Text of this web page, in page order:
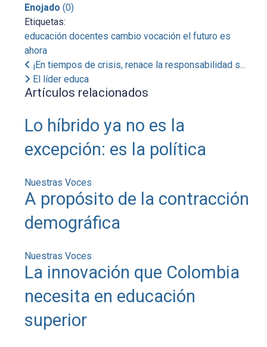
Enojado (0)
Etiquetas:
educación docentes cambio vocación el futuro es
ahora
¡En tiempos de crisis, renace la responsabilidad s...
El líder educa
Artículos relacionados
Lo híbrido ya no es la
excepción: es la política
Nuestras Voces
A propósito de la contracción
demográfica
Nuestras Voces
La innovación que Colombia
necesita en educación
superior